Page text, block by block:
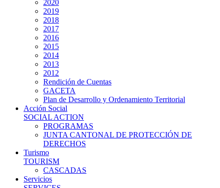
2020
2019
2018
2017
2016
2015
2014
2013
2012
Rendición de Cuentas
GACETA
Plan de Desarrollo y Ordenamiento Territorial
Acción Social
SOCIAL ACTION
PROGRAMAS
JUNTA CANTONAL DE PROTECCIÓN DE
DERECHOS
Turismo
TOURISM
CASCADAS
Servicios